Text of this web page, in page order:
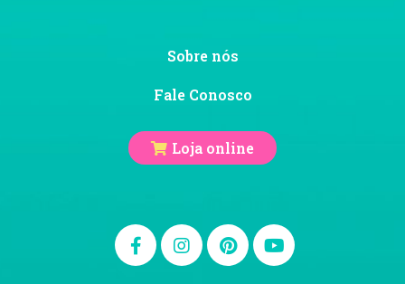
Sobre nós
Fale Conosco
Loja online